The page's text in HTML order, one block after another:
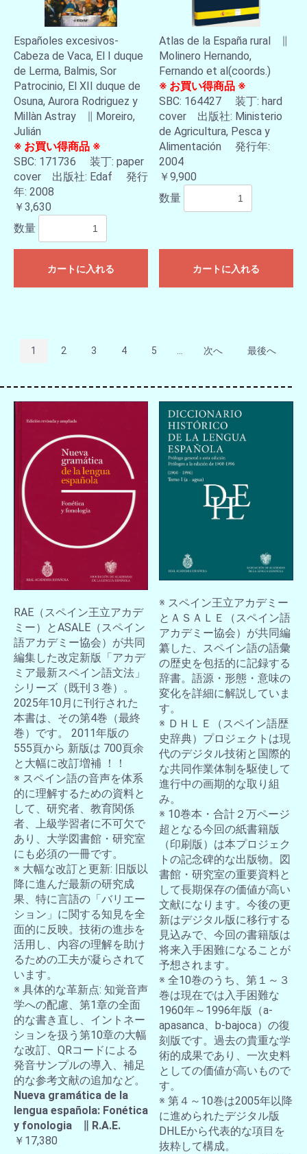
Españoles excesivos-
Cabeza de Vaca, El I duque
de Lerma, Balmis, Sor
Patrocinio, El XII duque de
Osuna, Aurora Rodriguez y
Millàn Astray ∥ Moreiro,
Julián
※ お買い得商品 ※
SBC: 171736 装丁: paper
cover 出版社: Edaf 発行
年: 2008
￥3,630
数量
カートに入れる
Atlas de la España rural ∥
Molinero Hernando,
Fernando et al(coords.)
※ お買い得商品 ※
SBC: 164427 装丁: hard
cover 出版社: Ministerio
de Agricultura, Pesca y
Alimentación 発行年:
2004
￥9,900
数量
カートに入れる
1 2 3 4 5 次へ 最後へ
RAE（スペイン王立アカデ
ミー）とASALE（スペイン
語アカデミー協会）が共同
編集した改定新版「アカデ
ミア最新スペイン語文法」
シリーズ（既刊３巻）。
2025年10月に刊行された
本書は、その第4巻（最終
巻）です。 2011年版の
555頁から 新版は 700頁余
と大幅に改訂増補 ！！
※ スペイン語の音声を体系
的に理解するための資料と
して、研究者、教育関係
者、上級学習者に不可欠で
あり、大学図書館・研究室
にも必須の一冊です。
※ 大幅な改訂と更新: 旧版以
降に進んだ最新の研究成
果、特に言語の「バリエー
ション」に関する知見を全
面的に反映。技術の進歩を
活用し、内容の理解を助け
るための工夫が凝らされて
います。
※ 具体的な革新点: 知覚音声
学への配慮、第1章の全面
的な書き直し、イントネー
ションを扱う第10章の大幅
な改訂、QRコードによる
発音サンプルの導入、補足
的な参考文献の追加など。
Nueva gramática de la
lengua española: Fonética
y fonologia ∥ R.A.E.
￥17,380
※ スペイン王立アカデミー
とＡＳＡＬＥ（スペイン語
アカデミー協会）が共同編
纂した、スペイン語の語彙
の歴史を包括的に記録する
辞書。語源・形態・意味の
変化を詳細に解説していま
す。
※ ＤＨＬＥ（スペイン語歴
史辞典）プロジェクトは現
代のデジタル技術と国際的
な共同作業体制を駆使して
進行中の画期的な取り組
み。
※ 10巻本・合計２万ページ
超となる今回の紙書籍版
（印刷版）は本プロジェク
トの記念碑的な出版物。図
書館・研究室の重要資料と
して長期保存の価値が高い
文献になります。今後の更
新はデジタル版に移行する
見込みで、今回の書籍版は
将来入手困難になることが
予想されます。
※ 全10巻のうち、第１～３
巻は現在では入手困難な
1960年～1996年版（a-
apasanca、b-bajoca）の復
刻版です。過去の貴重な学
術的成果であり、一次史料
としての価値が高いもので
す。
※ 第４～10巻は2005年以降
に進められたデジタル版
DHLEから代表的な項目を
抜粋して構成。